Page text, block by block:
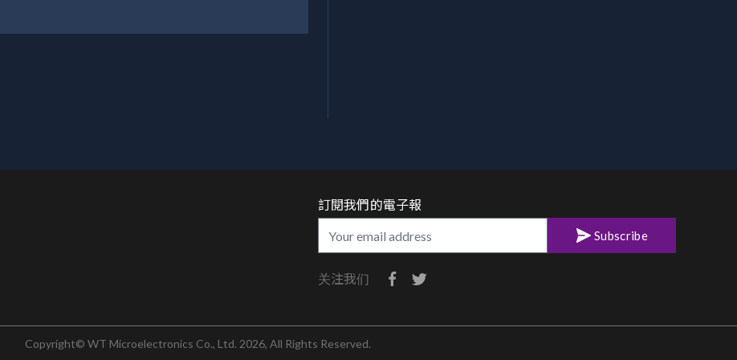
訂閱我們的電子報
Subscribe
关注我们
Copyright© WT Microelectronics Co., Ltd. 2026, All Rights Reserved.